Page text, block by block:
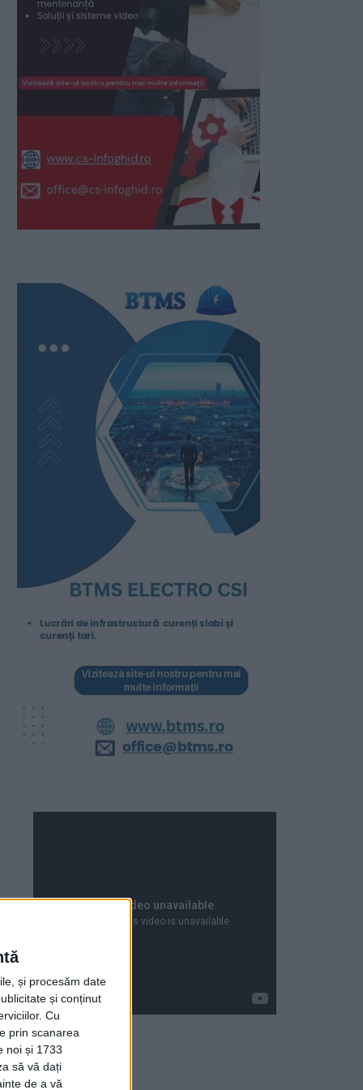
și procesăm date
și conținut
Cu
prin scanarea
noi și 1733
să vă dați
de a vă
Articole recente